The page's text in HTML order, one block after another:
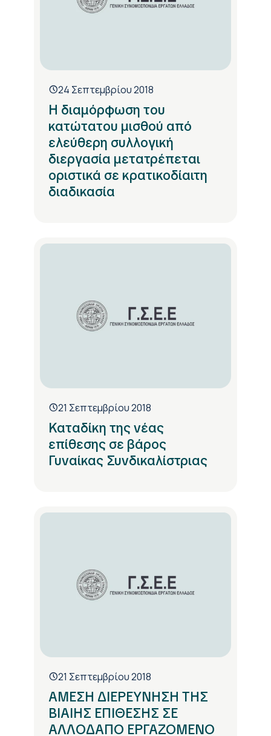
24 Σεπτεμβρίου 2018
Η διαμόρφωση του
κατώτατου μισθού από
ελεύθερη συλλογική
διεργασία μετατρέπεται
οριστικά σε κρατικοδίαιτη
διαδικασία
21 Σεπτεμβρίου 2018
Καταδίκη της νέας
επίθεσης σε βάρος
Γυναίκας Συνδικαλίστριας
21 Σεπτεμβρίου 2018
ΑΜΕΣΗ ΔΙΕΡΕΥΝΗΣΗ ΤΗΣ
ΒΙΑΙΗΣ ΕΠΙΘΕΣΗΣ ΣΕ
ΑΛΛΟΔΑΠΟ ΕΡΓΑΖΟΜΕΝΟ